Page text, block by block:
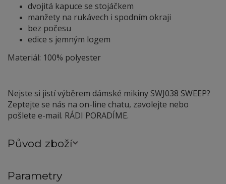
dvojitá kapuce se stojáčkem
manžety na rukávech i spodním okraji
bez počesu
edice s jemným logem
Materiál: 100% polyester
Nejste si jistí výběrem dámské mikiny SWJ038 SWEEP?
Zeptejte se nás na on-line chatu, zavolejte nebo
pošlete e-mail. RÁDI PORADÍME.
Původ zboží
Parametry